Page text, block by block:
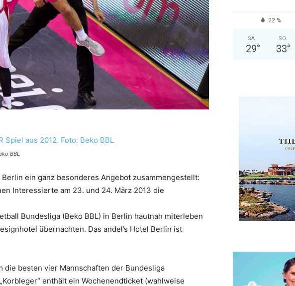
Reiseempfehlungen.
BBL
Berlin ein ganz besonderes Angebot zusammengestellt:
Interessierte am 23. und 24. März 2013 die
Bundesliga (Beko BBL) in Berlin hautnah miterleben
übernachten. Das andel’s Hotel Berlin ist
die besten vier Mannschaften der Bundesliga
enthält ein Wochenendticket (wahlweise
22 %
SA.
29°
SO.
33°